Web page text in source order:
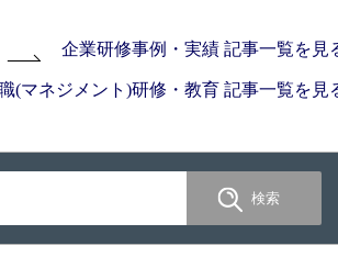
企業研修事例・実績 記事一覧を見
(マネジメント)研修・教育 記事一覧を見